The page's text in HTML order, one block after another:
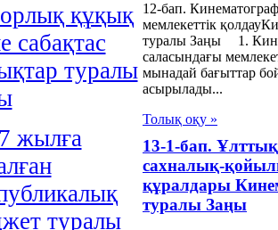
құқық
сабақтас
туралы
жылға
туралы
12-бап.
мемлекеттік
туралы Заңы 1.
саласындағы
мынадай бағыттар
асырылады...
Толық оқу »
13-1-бап.
сахналық-
құралдары
туралы Заңы